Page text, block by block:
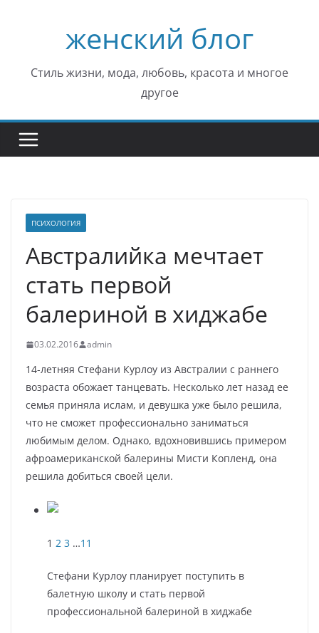
содержимомуженский блог
Стиль жизни, мода, любовь, красота и многое
другое
ПСИХОЛОГИЯ
Австралийка мечтает
стать первой
балериной в хиджабе
03.02.2016 admin
14-летняя Стефани Курлоу из Австралии с раннего
возраста обожает танцевать. Несколько лет назад ее
семья приняла ислам, и девушка уже было решила,
что не сможет профессионально заниматься
любимым делом. Однако, вдохновившись примером
афроамериканской балерины Мисти Копленд, она
решила добиться своей цели.
1 2 3 …11
Стефани Курлоу планирует поступить в
балетную школу и стать первой
профессиональной балериной в хиджабе